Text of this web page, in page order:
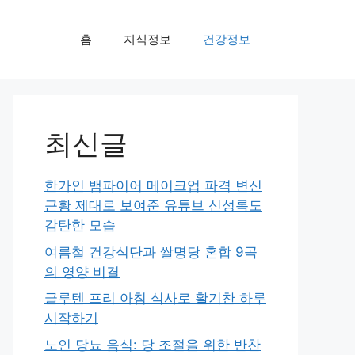
홈 지식정보 건강정보
최신글
한가인 뱀파이어 메이크업 파격 변신
근황 제대로 보여준 유튜브 신성록도
감탄한 모습
여름철 건강식단과 쌀명당 혼합 9곡
의 영양 비결
글루텐 프리 아침 식사로 활기찬 하루
시작하기
노인 당뇨 음식: 당 조절을 위한 반찬